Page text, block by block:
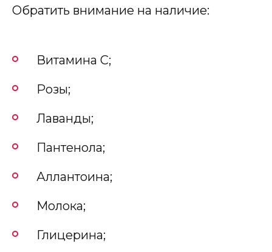
Обратить внимание на наличие:
Витамина С;
Розы;
Лаванды;
Пантенола;
Аллантоина;
Молока;
Глицерина;